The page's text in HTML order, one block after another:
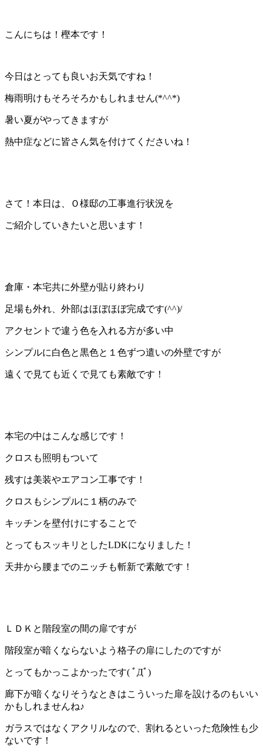
こんにちは！樫本です！
今日はとっても良いお天気ですね！
梅雨明けもそろそろかもしれません(*^^*)
暑い夏がやってきますが
熱中症などに皆さん気を付けてくださいね！
さて！本日は、Ｏ様邸の工事進行状況を
ご紹介していきたいと思います！
倉庫・本宅共に外壁が貼り終わり
足場も外れ、外部はほぼほぼ完成です(^^)/
アクセントで違う色を入れる方が多い中
シンプルに白色と黒色と１色ずつ遣いの外壁ですが
遠くで見ても近くで見ても素敵です！
本宅の中はこんな感じです！
クロスも照明もついて
残すは美装やエアコン工事です！
クロスもシンプルに１柄のみで
キッチンを壁付けにすることで
とってもスッキリとしたLDKになりました！
天井から腰までのニッチも斬新で素敵です！
ＬＤＫと階段室の間の扉ですが
階段室が暗くならないよう格子の扉にしたのですが
とってもかっこよかったです( ﾟДﾟ)
廊下が暗くなりそうなときはこういった扉を設けるのもいい
かもしれませんね♪
ガラスではなくアクリルなので、割れるといった危険性も少
ないです！